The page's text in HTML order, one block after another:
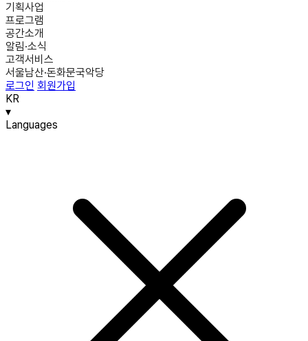
기획사업
프로그램
공간소개
알림·소식
고객서비스
서울남산·돈화문국악당
로그인 회원가입
KR
▾
Languages